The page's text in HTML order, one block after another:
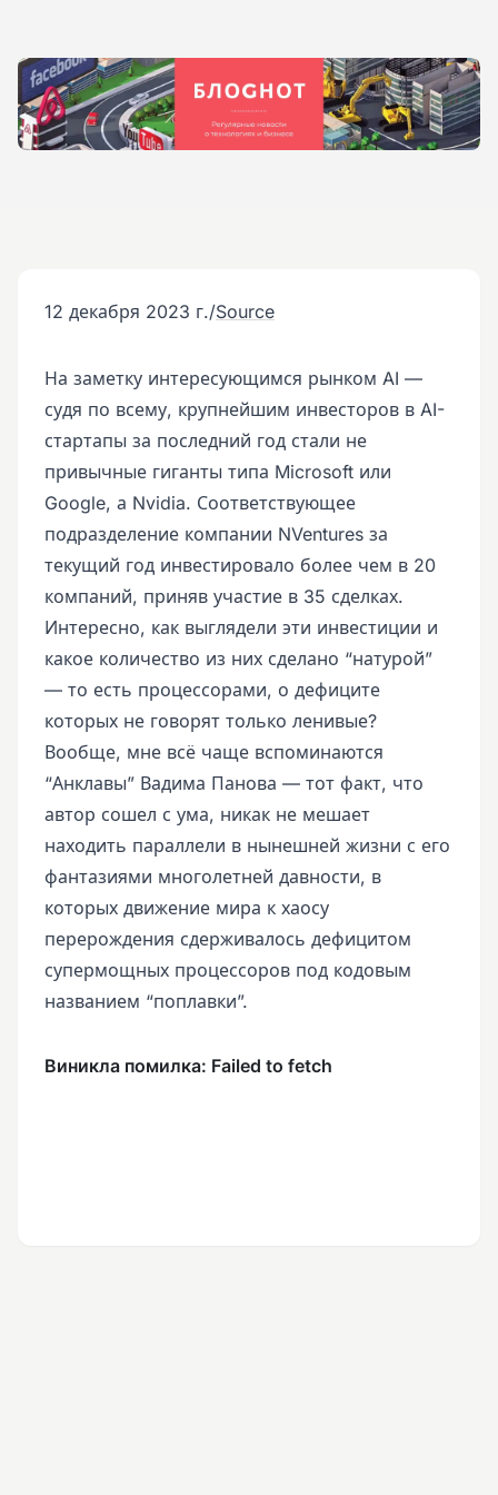
12 декабря 2023 г./Source
На заметку интересующимся рынком AI —
судя по всему, крупнейшим инвесторов в AI-
стартапы за последний год стали не
привычные гиганты типа Microsoft или
Google, а Nvidia. Соответствующее
подразделение компании NVentures за
текущий год инвестировало более чем в 20
компаний, приняв участие в 35 сделках.
Интересно, как выглядели эти инвестиции и
какое количество из них сделано “натурой”
— то есть процессорами, о дефиците
которых не говорят только ленивые?
Вообще, мне всё чаще вспоминаются
“Анклавы” Вадима Панова — тот факт, что
автор сошел с ума, никак не мешает
находить параллели в нынешней жизни с его
фантазиями многолетней давности, в
которых движение мира к хаосу
перерождения сдерживалось дефицитом
супермощных процессоров под кодовым
названием “поплавки”.